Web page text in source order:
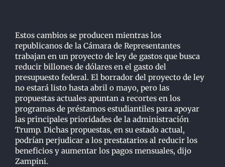
Estos cambios se producen mientras los
republicanos de la Cámara de Representantes
trabajan en un proyecto de ley de gastos que busca
reducir billones de dólares en el gasto del
presupuesto federal. El borrador del proyecto de ley
no estará listo hasta abril o mayo, pero las
propuestas actuales apuntan a recortes en los
programas de préstamos estudiantiles para apoyar
las principales prioridades de la administración
Trump. Dichas propuestas, en su estado actual,
podrían perjudicar a los prestatarios al reducir los
beneficios y aumentar los pagos mensuales, dijo
Zampini.